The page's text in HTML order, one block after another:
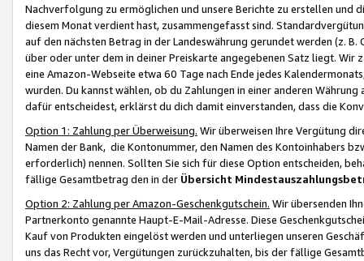
Nachverfolgung zu ermöglichen und unsere Berichte zu erstellen und
diesem Monat verdient hast, zusammengefasst sind.
auf den nächsten Betrag in der Landeswährung gerundet werden (z.
über oder unter dem in deiner Preiskarte angegebenen Satz liegt.
eine Amazon-Webseite etwa 60 Tage nach Ende jedes
wurden. Du kannst wählen, ob du Zahlungen in einer anderen
dafür entscheidest, erklärst du dich damit einverstanden, dass die
Option 1: Zahlung per Überweisung. Wir überweisen Ihre Vergütung
Namen der Bank, die Kontonummer, den Namen des Kontoinhabers
erforderlich) nennen. Sollten Sie sich für diese Option entscheiden,
fällige Gesamtbetrag den in der Übersicht
Option 2: Zahlung per Amazon-Geschenkgutschein. Wir übersenden
Partnerkonto genannte Haupt-E-Mail-Adresse. Diese
Kauf von Produkten eingelöst werden und unterliegen unseren
uns das Recht vor, Vergütungen zurückzuhalten, bis der fällige